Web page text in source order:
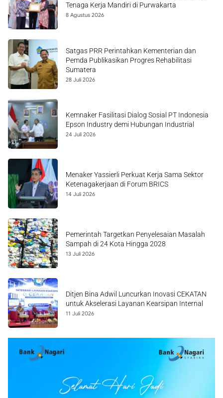
Tenaga Kerja Mandiri di Purwakarta
8 Agustus 2026
Satgas PRR Perintahkan Kementerian dan
Pemda Publikasikan Progres Rehabilitasi
Sumatera
28 Juli 2026
Kemnaker Fasilitasi Dialog Sosial PT Indonesia
Epson Industry demi Hubungan Industrial
24 Juli 2026
Menaker Yassierli Perkuat Kerja Sama Sektor
Ketenagakerjaan di Forum BRICS
14 Juli 2026
Pemerintah Targetkan Penyelesaian Masalah
Sampah di 24 Kota Hingga 2028
13 Juli 2026
Ditjen Bina Adwil Luncurkan Inovasi CEKATAN
untuk Akselerasi Layanan Kearsipan Internal
11 Juli 2026